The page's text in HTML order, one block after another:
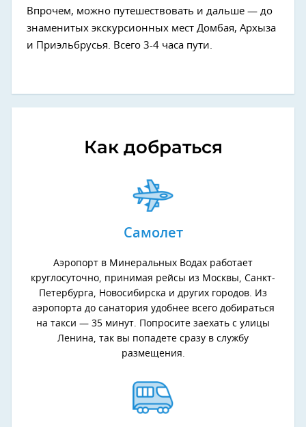
Впрочем, можно путешествовать и дальше — до
знаменитых экскурсионных мест Домбая, Архыза
и Приэльбрусья. Всего 3-4 часа пути.
Как добраться
Самолет
Аэропорт в Минеральных Водах работает
круглосуточно, принимая рейсы из Москвы, Санкт-
Петербурга, Новосибирска и других городов. Из
аэропорта до санатория удобнее всего добираться
на такси — 35 минут. Попросите заехать с улицы
Ленина, так вы попадете сразу в службу
размещения.